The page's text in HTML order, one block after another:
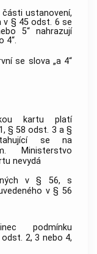
ustanovení,
v § 45 odst. 6 se
5“ nahrazují
4“.
se slova „a 4“
kartu platí
§ 58 odst. 3 a §
se na
Ministerstvo
nevydá
v § 56, s
v § 56
podmínku
2, 3 nebo 4,